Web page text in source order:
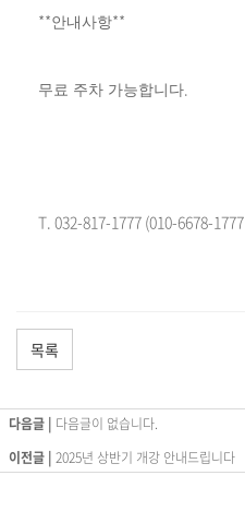
**안내사항**
무료 주차 가능합니다.
T. 032-817-1777 (010-6678-1777
목록
다음글 | 다음글이 없습니다.
이전글 | 2025년 상반기 개강 안내드립니다